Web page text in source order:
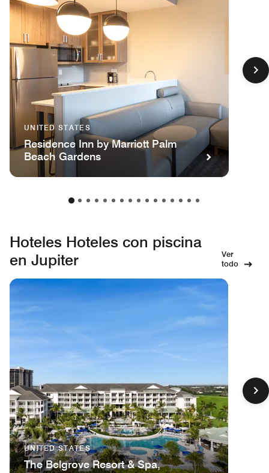
UNITED STATES
Residence Inn by Marriott Palm
Beach Gardens
Hoteles Hoteles con piscina
en Jupiter
Ver
todo
UNITED STATES
The Belgrove Resort & Spa,